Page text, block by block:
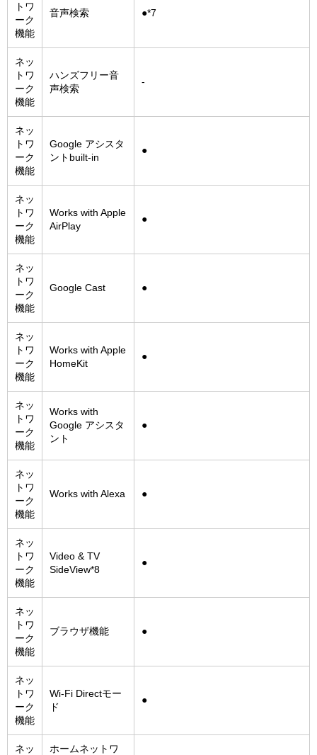
トワ
ーク
機能
音声検索 ●*7
ネッ
トワ
ーク
機能
ハンズフリー音
声検索
-
ネッ
トワ
ーク
機能
Google アシスタ
ントbuilt-in
●
ネッ
トワ
ーク
機能
Works with Apple
AirPlay
●
ネッ
トワ
ーク
機能
Google Cast ●
ネッ
トワ
ーク
機能
Works with Apple
HomeKit
●
ネッ
トワ
ーク
機能
Works with
Google アシスタ
ント
●
ネッ
トワ
ーク
機能
Works with Alexa ●
ネッ
トワ
ーク
機能
Video & TV
SideView*8
●
ネッ
トワ
ーク
機能
ブラウザ機能 ●
ネッ
トワ
ーク
機能
Wi-Fi Directモー
ド
●
ネッ
ホームネットワ